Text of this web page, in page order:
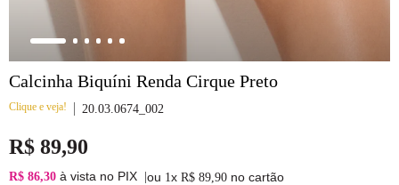
Calcinha Biquíni Renda Cirque Preto
Clique e veja! 20.03.0674_002
R$ 89,90
R$ 86,30 à vista no PIX |ou 1x R$ 89 90 no cartão